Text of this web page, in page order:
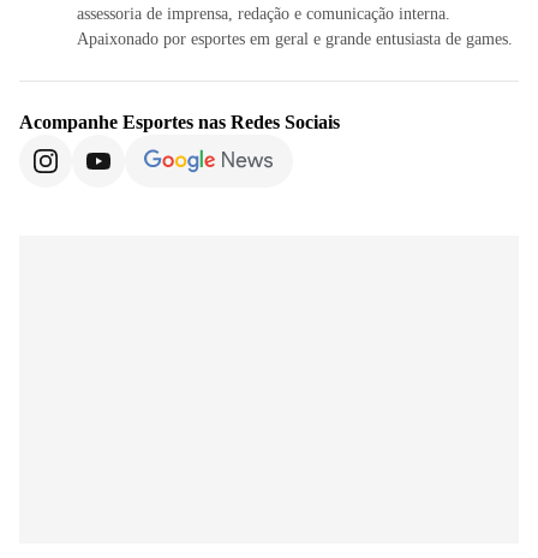
assessoria de imprensa, redação e comunicação interna.
Apaixonado por esportes em geral e grande entusiasta de games.
Acompanhe Esportes nas Redes Sociais